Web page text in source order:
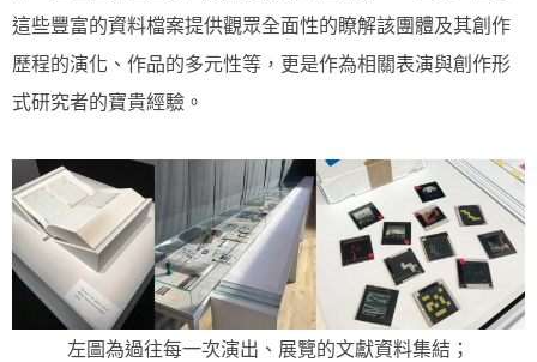
這些豐富的資料檔案提供觀眾全面性的瞭解該團體及其創作
歷程的演化、作品的多元性等，更是作為相關表演與創作形
式研究者的寶貴經驗。
左圖為過往每一次演出、展覽的文獻資料集結；